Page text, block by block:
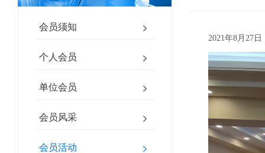
会员须知
个人会员
单位会员
会员风采
会员活动
2021年8月27